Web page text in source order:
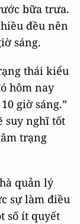
bữa trưa.
đều nên
sáng.
thái kiểu
hôm nay
giờ sáng.”
suy nghĩ tốt
trạng
quản lý
sự làm điều
số ít quyết